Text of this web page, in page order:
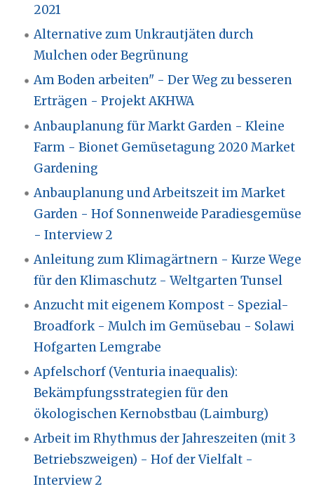
2021
Alternative zum Unkrautjäten durch
Mulchen oder Begrünung
Am Boden arbeiten" - Der Weg zu besseren
Erträgen - Projekt AKHWA
Anbauplanung für Markt Garden - Kleine
Farm - Bionet Gemüsetagung 2020 Market
Gardening
Anbauplanung und Arbeitszeit im Market
Garden - Hof Sonnenweide Paradiesgemüse
- Interview 2
Anleitung zum Klimagärtnern - Kurze Wege
für den Klimaschutz - Weltgarten Tunsel
Anzucht mit eigenem Kompost - Spezial-
Broadfork - Mulch im Gemüsebau - Solawi
Hofgarten Lemgrabe
Apfelschorf (Venturia inaequalis):
Bekämpfungsstrategien für den
ökologischen Kernobstbau (Laimburg)
Arbeit im Rhythmus der Jahreszeiten (mit 3
Betriebszweigen) - Hof der Vielfalt -
Interview 2